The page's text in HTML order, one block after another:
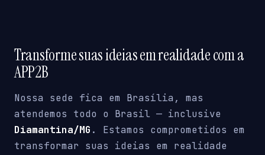
Transforme suas ideias em realidade com a
APP2B
Nossa sede fica em Brasília, mas
atendemos todo o Brasil — inclusive
Diamantina/MG . Estamos comprometidos em
transformar suas ideias em realidade